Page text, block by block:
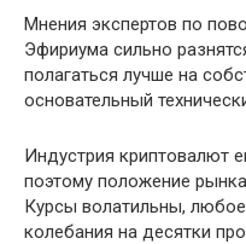
Мнения экспертов по
Эфириума сильно
полагаться лучше на
основательный
Индустрия криптовалют
поэтому положение
Курсы волатильны,
колебания на десятки